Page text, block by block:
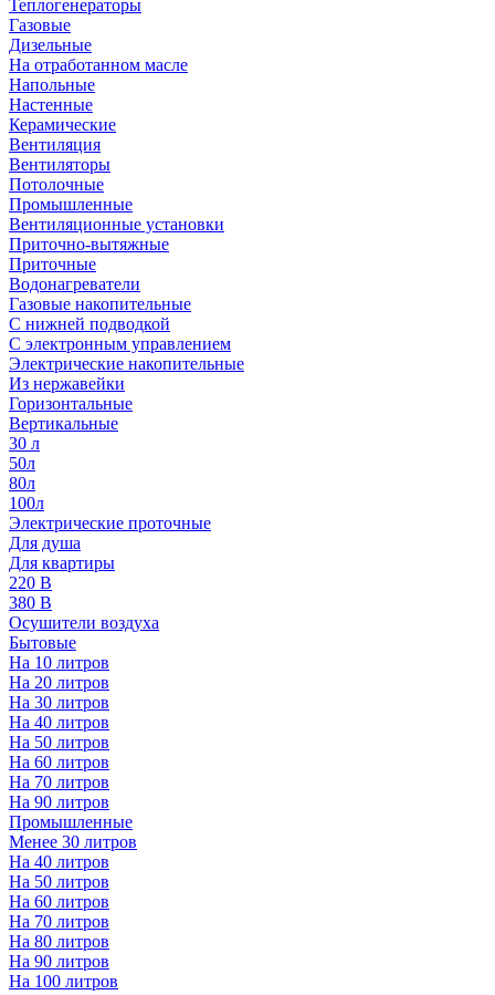
Теплогенераторы
Газовые
Дизельные
На отработанном масле
Напольные
Настенные
Керамические
Вентиляция
Вентиляторы
Потолочные
Промышленные
Вентиляционные установки
Приточно-вытяжные
Приточные
Водонагреватели
Газовые накопительные
С нижней подводкой
С электронным управлением
Электрические накопительные
Из нержавейки
Горизонтальные
Вертикальные
30 л
50л
80л
100л
Электрические проточные
Для душа
Для квартиры
220 В
380 В
Осушители воздуха
Бытовые
На 10 литров
На 20 литров
На 30 литров
На 40 литров
На 50 литров
На 60 литров
На 70 литров
На 90 литров
Промышленные
Менее 30 литров
На 40 литров
На 50 литров
На 60 литров
На 70 литров
На 80 литров
На 90 литров
На 100 литров